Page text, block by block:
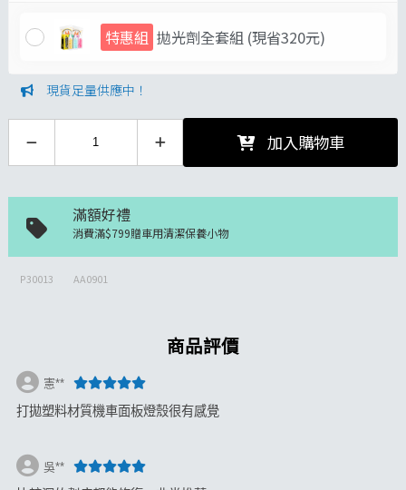
特惠組 拋光劑全套組 (現省320元)
現貨足量供應中！
加入購物車
滿額好禮
消費滿$799贈車用清潔保養小物
P30013 AA0901
商品評價
憲**
打拋塑料材質機車面板燈殼很有感覺
吳**